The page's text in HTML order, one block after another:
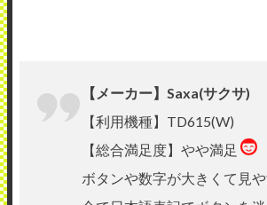
【メーカー】Saxa(サクサ)
【利用機種】TD615(W)
【総合満足度】やや満足
ボタンや数字が大きくて見